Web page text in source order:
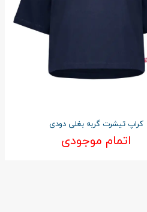
کراپ تیشرت گربه بغلی دودی
اتمام موجودی